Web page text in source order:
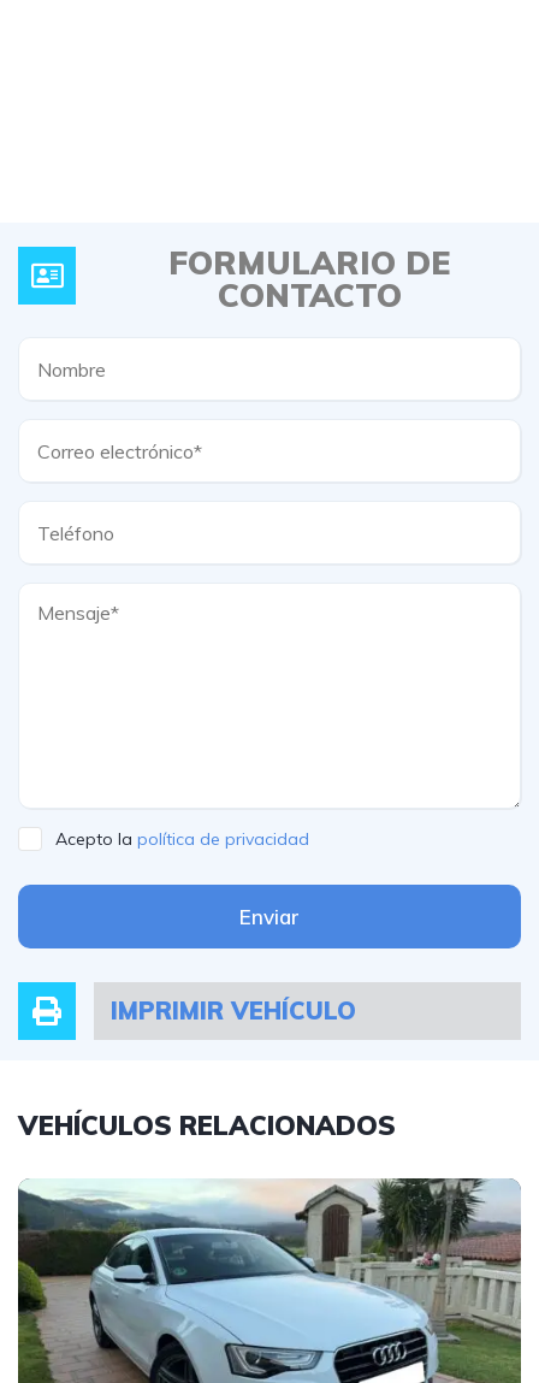
FORMULARIO DE
CONTACTO
Acepto la política de privacidad
Enviar
IMPRIMIR VEHÍCULO
VEHÍCULOS RELACIONADOS